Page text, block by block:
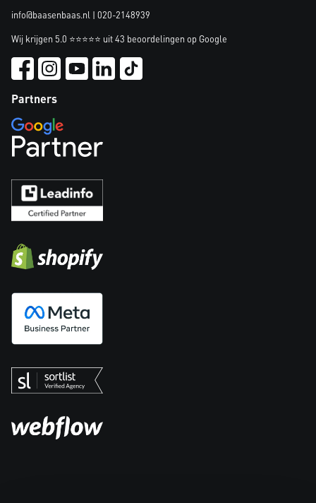
info@baasenbaas.nl | 020-2148939
Wij krijgen 5.0 ⭐⭐⭐⭐⭐ uit 43 beoordelingen op Google
Partners